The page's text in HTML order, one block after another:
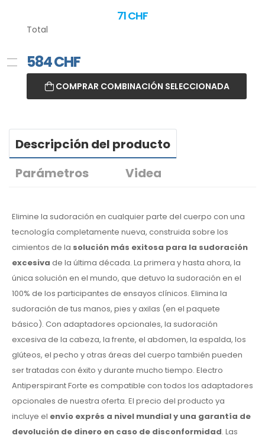
71 CHF
Total
584CHF
COMPRAR COMBINACIÓN SELECCIONADA
Descripción del producto
Parámetros
Videa
Elimine la sudoración en cualquier parte del cuerpo con una
tecnología completamente nueva, construida sobre los
cimientos de la solución más exitosa para la sudoración
excesiva de la última década. La primera y hasta ahora, la
única solución en el mundo, que detuvo la sudoración en el
100% de los participantes de ensayos clínicos. Elimina la
sudoración de tus manos, pies y axilas (en el paquete
básico). Con adaptadores opcionales, la sudoración
excesiva de la cabeza, la frente, el abdomen, la espalda, los
glúteos, el pecho y otras áreas del cuerpo también pueden
ser tratadas con éxito y durante mucho tiempo. Electro
Antiperspirant Forte es compatible con todos los adaptadores
opcionales de nuestra oferta. El precio del producto ya
incluye el envío exprés a nivel mundial y una garantía de
devolución de dinero en caso de disconformidad. Las